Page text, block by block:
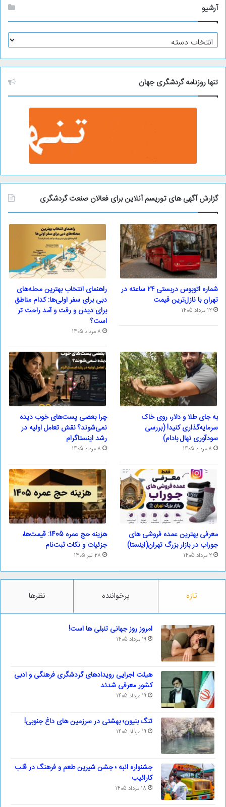
آرشیو
آ
ر
ش
ی
و
تنها روزنامه گردشگری جهان
گزارش آگهی های توریسم آنلاین برای فعالان صنعت گردشگری
شماره اتوبوس دربستی ۲۴ ساعته در
تهران با نازل‌ترین قیمت
12 مرداد 1405
راهنمای انتخاب بهترین محله‌های
دبی برای سفر اولی‌ها: کدام مناطق
برای دیدن و رفت و آمد راحت تر
است؟
8 مرداد 1405
به جای طلا و دلار، روی خاک
سرمایه‌گذاری کنید! (بررسی
سودآوری نهال بادام)
8 مرداد 1405
چرا بعضی پست‌های خوب دیده
نمی‌شوند؟ نقش تعامل اولیه در
رشد اینستاگرام
8 مرداد 1405
معرفی بهترین عمده فروشی های
جوراب در بازار بزرگ تهران(اینستا)
2 مرداد 1405
هزینه حج عمره 1405: قیمت‌ها،
جزئیات و نکات ثبت‌نام
28 تیر 1405
تازه پرخواننده نظرها
امروز روز جهانی تنبلی ها است!
19 مرداد 1405
هیئت اجرایی رویدادهای گردشگری فرهنگی و ادبی
کشور معرفی شدند
19 مرداد 1405
تنگ بنیون؛ بهشتی در سرزمین های داغ جنوبی!
19 مرداد 1405
جشنواره انبه ؛ جشن شیرین طعم و فرهنگ در قلب
کارائیب
18 مرداد 1405